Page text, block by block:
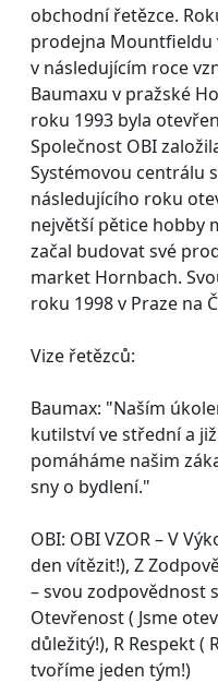
obchodní řetězce.
prodejna Mountfieldu
v následujícím roce
Baumaxu v pražské
roku 1993 byla
Společnost OBI
Systémovou centrálu
následujícího roku
největší pětice hobby
začal budovat své
market Hornbach.
roku 1998 v Praze na
Vize řetězců:
Baumax: "Naším
kutilství ve střední a
pomáháme našim
sny o bydlení."
OBI: OBI VZOR – V
den vítězit!), Z
– svou zodpovědnost
Otevřenost ( Jsme
důležitý!), R Respekt (
tvoříme jeden tým!)